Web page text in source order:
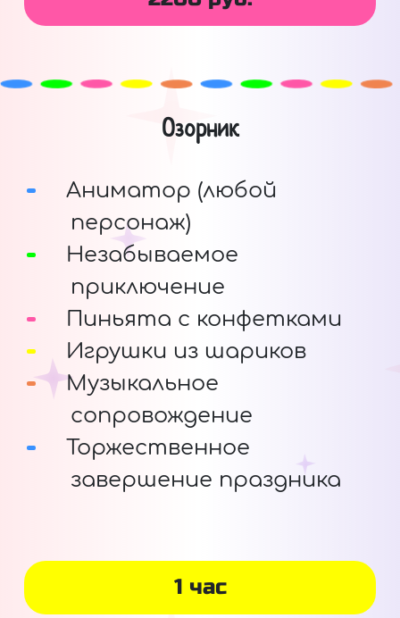
Озорник
Аниматор (любой
персонаж)
Незабываемое
приключение
Пиньята с конфетками
Игрушки из шариков
Музыкальное
сопровождение
Торжественное
завершение праздника
1 час